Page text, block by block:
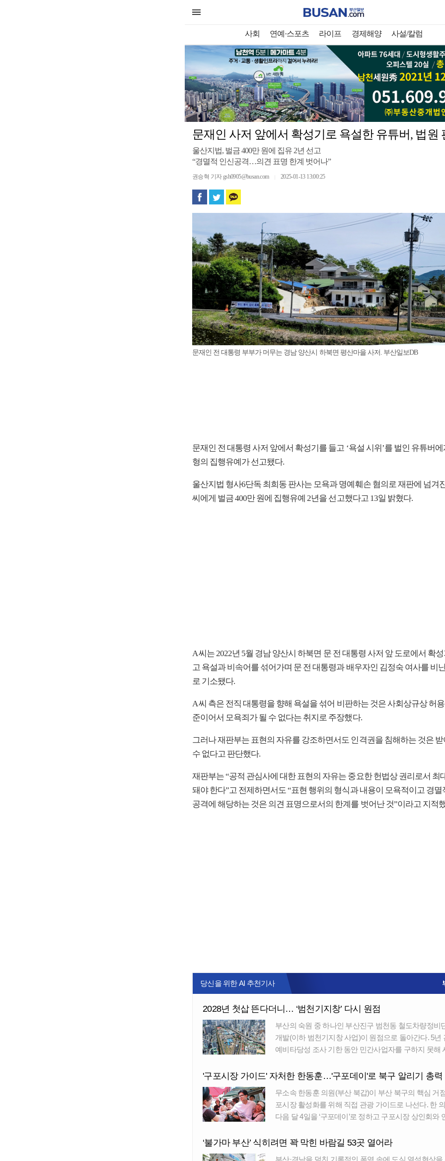
사회 연예·스포츠 라이프 경제해양 사설/칼럼
문재인 사저 앞에서 확성기로 욕설한 유튜버, 법원
울산지법, 벌금 400만 원에 집유 2년 선고
“경멸적 인신공격…의견 표명 한계 벗어나”
권승혁 기자 gsh0905@busan.com 2025-01-13 13:00:25
문재인 전 대통령 부부가 머무는 경남 양산시 하북면 평산마을 사저. 부산일보DB
문재인 전 대통령 사저 앞에서 확성기를 들고 ‘욕설 시위’를 벌인 유튜버
형의 집행유예가 선고됐다.
울산지법 형사6단독 최희동 판사는 모욕과 명예훼손 혐의로 재판에 넘겨
씨에게 벌금 400만 원에 집행유예 2년을 선고했다고 13일 밝혔다.
A 씨는 2022년 5월 경남 양산시 하북면 문 전 대통령 사저 앞 도로에서 확성
고 욕설과 비속어를 섞어가며 문 전 대통령과 배우자인 김정숙 여사를 비
로 기소됐다.
A 씨 측은 전직 대통령을 향해 욕설을 섞어 비판하는 것은 사회상규상 허
준이어서 모욕죄가 될 수 없다는 취지로 주장했다.
그러나 재판부는 표현의 자유를 강조하면서도 인격권을 침해하는 것은 받
수 없다고 판단했다.
재판부는 “공적 관심사에 대한 표현의 자유는 중요한 헌법상 권리로서 최
돼야 한다”고 전제하면서도 “표현 행위의 형식과 내용이 모욕적이고 경멸
공격에 해당하는 것은 의견 표명으로서의 한계를 벗어난 것”이라고 지적